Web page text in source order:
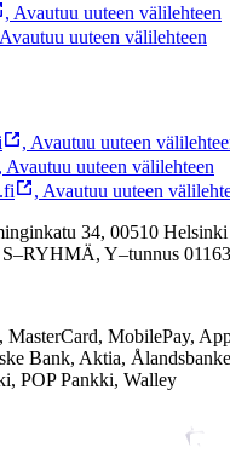
, Avautuu uuteen välilehteen
Avautuu uuteen välilehteen
, Avautuu uuteen
, Avautuu uuteen välilehteen
, Avautuu uuteen
34, 00510 Helsinki
S–RYHMÄ, Y–tunnus
MasterCard, MobilePay,
Bank, Aktia,
POP Pankki, Walley